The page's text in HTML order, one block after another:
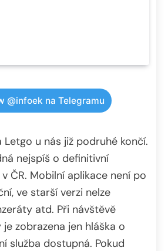
@infoek na Telegramu
Letgo u nás již podruhé končí.
nejspíš o definitivní
ČR. Mobilní aplikace není po
ve starší verzi nelze
atd. Při návštěvě
zobrazena jen hláška o
služba dostupná. Pokud